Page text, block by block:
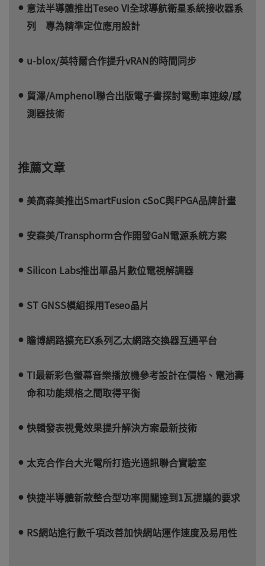
意法半導體推出Teseo VI全球導航衛星系統接收器系
列 專為精準定位應用設計
u-blox/英特爾合作提升vRAN的時間同步
貿澤/Amphenol聯合出版電子書探討電動車連線/感
測器技術
推薦文章
美高森美推出SmartFusion cSoC與FPGA品牌計畫
安森美/Transphorm合作開發GaN電源系統方案
Silicon Labs推出單晶片數位電視解調器
ST GNSS模組採用Teseo晶片
瞻博網路擴充EX系列乙太網路交換器互通平台
TI最新彩色螢幕音樂播放機參考設計在價格、電池壽
命和功能規格之間取得平衡
快輯發表視覺效果提升解決方案最新技術
太克合作台大光電所打造光通訊聯合實驗室
快捷半導體新款整合型功率開關達到1瓦提議的要求
RS網站進行數千項改善加快網站運作速度及易用性